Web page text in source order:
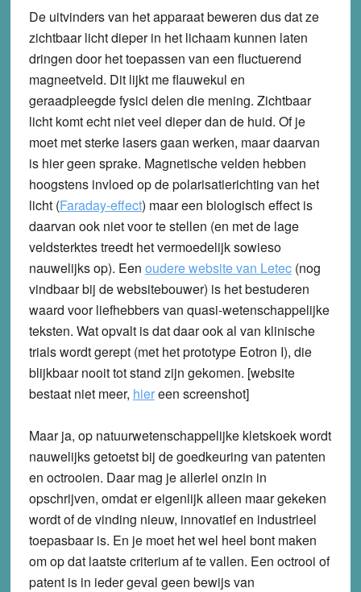
De uitvinders van het apparaat beweren dus dat ze
zichtbaar licht dieper in het lichaam kunnen laten
dringen door het toepassen van een fluctuerend
magneetveld. Dit lijkt me flauwekul en
geraadpleegde fysici delen die mening. Zichtbaar
licht komt echt niet veel dieper dan de huid. Of je
moet met sterke lasers gaan werken, maar daarvan
is hier geen sprake. Magnetische velden hebben
hoogstens invloed op de polarisatierichting van het
licht (Faraday-effect) maar een biologisch effect is
daarvan ook niet voor te stellen (en met de lage
veldsterktes treedt het vermoedelijk sowieso
nauwelijks op). Een oudere website van Letec(nog
vindbaar bij de websitebouwer) is het bestuderen
waard voor liefhebbers van quasi-wetenschappelijke
teksten. Wat opvalt is dat daar ook al van klinische
trials wordt gerept (met het prototype Eotron I), die
blijkbaar nooit tot stand zijn gekomen. [website
bestaat niet meer, hiereen screenshot]
Maar ja, op natuurwetenschappelijke kletskoek wordt
nauwelijks getoetst bij de goedkeuring van patenten
en octrooien. Daar mag je allerlei onzin in
opschrijven, omdat er eigenlijk alleen maar gekeken
wordt of de vinding nieuw, innovatief en industrieel
toepasbaar is. En je moet het wel heel bont maken
om op dat laatste criterium af te vallen. Een octrooi of
patent is in ieder geval geen bewijs van